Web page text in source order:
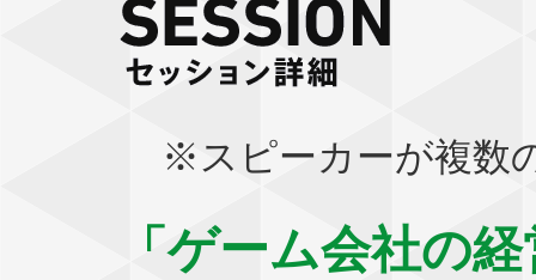
※スピーカーが複数
「ゲーム会社の